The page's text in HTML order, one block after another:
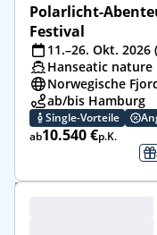
Polarlicht-
Festival
11.–26. Okt. 2026
Hanseatic nature
Norwegische
ab/bis Hamburg
Single-Vorteile
ab10.540 €p.K.